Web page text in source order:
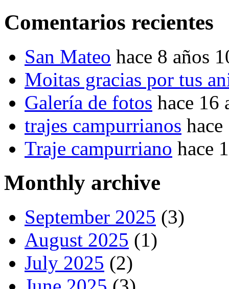
Comentarios recientes
San Mateo hace 8 años
Moitas gracias por tus
Galería de fotos hace 16
trajes campurrianos
Traje campurriano hace
Monthly archive
September 2025 (3)
August 2025 (1)
July 2025 (2)